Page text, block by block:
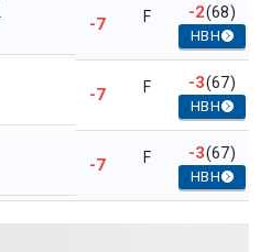
-7 F -2(68)
HBH
-7 F -3(67)
HBH
-7 F -3(67)
HBH